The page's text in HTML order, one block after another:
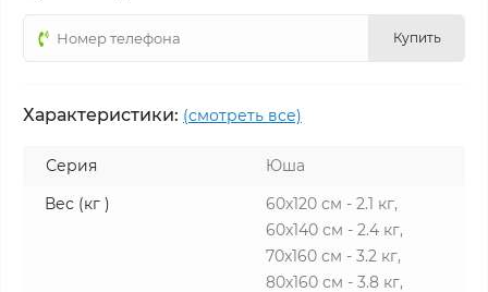
Купить
Характеристики: (смотреть все)
Серия
Юша
Вес (кг )
60x120 см - 2.1 кг,
60x140 см - 2.4 кг,
70x160 см - 3.2 кг,
80x160 см - 3.8 кг,